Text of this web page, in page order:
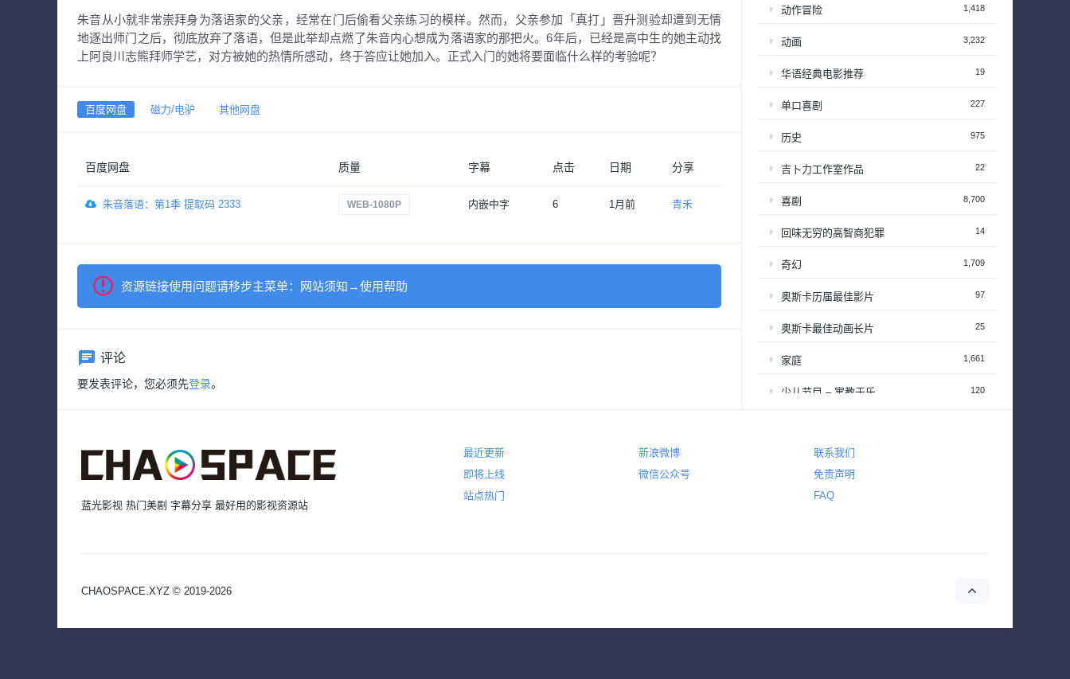
朱音从小就非常崇拜身为落语家的父亲，经常在门后偷看父亲练习的模样。然而，父亲参加「真打」晋升测验却遭到无情
地逐出师门之后，彻底放弃了落语，但是此举却点燃了朱音内心想成为落语家的那把火。6年后，已经是高中生的她主动找
上阿良川志熊拜师学艺，对方被她的热情所感动，终于答应让她加入。正式入门的她将要面临什么样的考验呢？
百度网盘 磁力/电驴 其他网盘
百度网盘 质量 字幕 点击 日期 分享
朱音落语：第1季 提取码 2333 WEB-1080P 内嵌中字 6 1月前 青禾
资源链接使用问题请移步主菜单：网站须知→使用帮助
评论
要发表评论，您必须先登录。
动作冒险 1,418
动画 3,232
华语经典电影推荐 19
单口喜剧 227
历史 975
吉卜力工作室作品 22
喜剧 8,700
回味无穷的高智商犯罪 14
奇幻 1,709
奥斯卡历届最佳影片 97
奥斯卡最佳动画长片 25
家庭 1,661
少儿节目 – 寓教于乐 120
最近更新
即将上线
站点热门
新浪微博
微信公众号
联系我们
免责声明
FAQ
蓝光影视 热门美剧 字幕分享 最好用的影视资源站
CHAOSPACE.XYZ © 2019-2026